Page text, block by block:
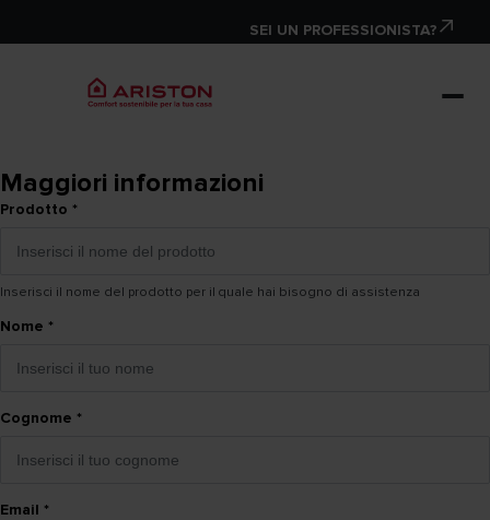
SEI UN PROFESSIONISTA?
Maggiori informazioni
Prodotto *
Inserisci il nome del prodotto per il quale hai bisogno di assistenza
Nome *
Cognome *
Email *